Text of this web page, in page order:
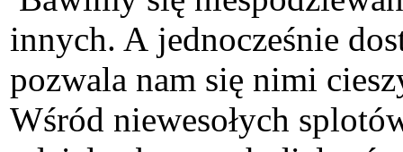
innych. A jednocześnie
pozwala nam się nimi
Wśród niewesołych